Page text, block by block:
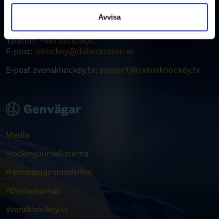
samlat in när du har använt deras tjänster.
Avvisa
791 50 Falun
Telefon:+46725110900
E-post: ishockey@dalaidrotten.se
E-post svenskhockey.tv: support@svenskhockey.tv
Genvägar
Media
Hockeyjournalisterna
Hemmaplansmodellen
Rörelsekurvan
svenskhockey.tv